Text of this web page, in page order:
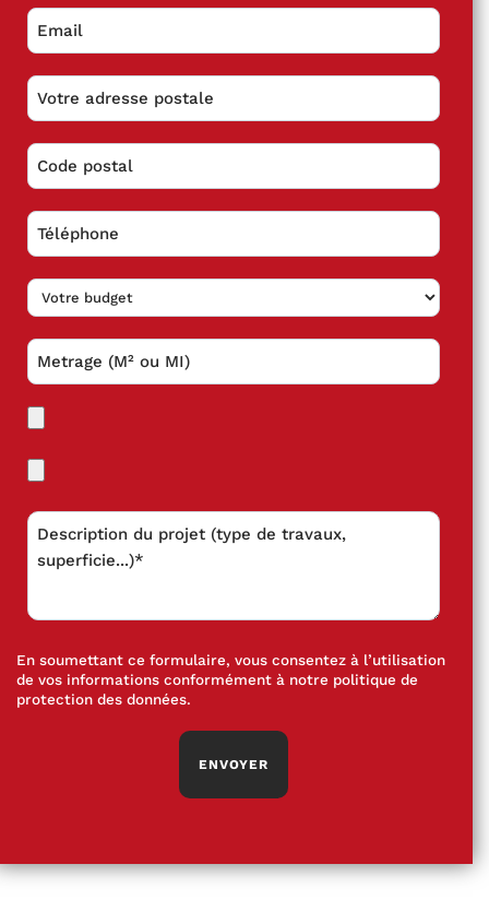
En soumettant ce formulaire, vous consentez à l’utilisation
de vos informations conformément à notre politique de
protection des données.